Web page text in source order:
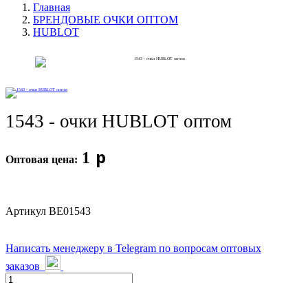
PRIMAVERA солнцезащитные очки (последние
лоты)
RAYBAN (последние лоты)
ФУТЛЯРЫ/АКСЕССУАРЫ (последние лоты)
ФУТЛЯРЫ/АКСЕССУАРЫ (упаковками)
Главная
БРЕНДОВЫЕ ОЧКИ ОПТОМ
HUBLOT
1543 - очки HUBLOT оптом
Оптовая цена: 1 p
Артикул BE01543
Написать менеджеру в Telegram по вопросам оптовых
заказов